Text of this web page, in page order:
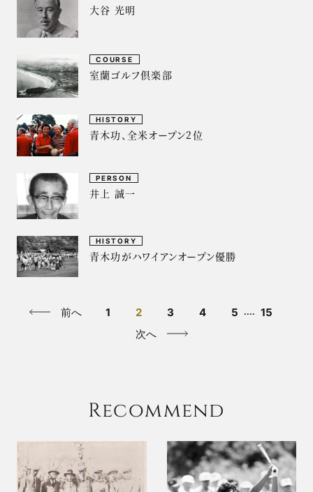
大谷 光明
COURSE
室蘭ゴルフ倶楽部
HISTORY
青木功、全米オープン2位
PERSON
井上 誠一
HISTORY
青木功がハワイアンオープン優勝
前へ 1 2 3 4 5 .... 15
次へ
Recommend